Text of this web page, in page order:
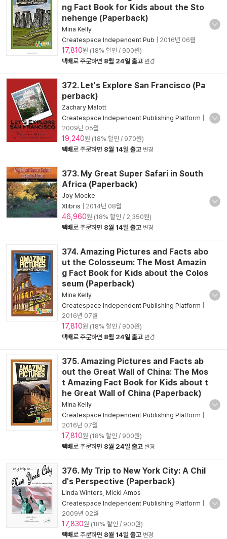
ng Fact Book for Kids about the Sto
nehenge (Paperback)
Mina Kelly
Createspace Independent Pub
2016년 06월
17,810원 (18% 할인 / 900원)
택배로 주문하면 8월 24일 출고 변경
372. Let's Explore San Francisco (Pa
perback)
Zachary Malott
Createspace Independent Publishing Platform
2009년 05월
19,240원 (18% 할인 / 970원)
택배로 주문하면 8월 14일 출고 변경
373. My Great Super Safari in South
Africa (Paperback)
Joy Mocke
Xlibris
2014년 08월
46,960원 (18% 할인 / 2,350원)
택배로 주문하면 8월 14일 출고 변경
374. Amazing Pictures and Facts abo
ut the Colosseum: The Most Amazin
g Fact Book for Kids about the Colos
seum (Paperback)
Mina Kelly
Createspace Independent Publishing Platform
2016년 07월
17,810원 (18% 할인 / 900원)
택배로 주문하면 8월 24일 출고 변경
375. Amazing Pictures and Facts ab
out the Great Wall of China: The Mos
t Amazing Fact Book for Kids about t
he Great Wall of China (Paperback)
Mina Kelly
Createspace Independent Publishing Platform
2016년 07월
17,810원 (18% 할인 / 900원)
택배로 주문하면 8월 24일 출고 변경
376. My Trip to New York City: A Chil
d's Perspective (Paperback)
Linda Winters Micki Amos
Createspace Independent Publishing Platform
2009년 02월
17,830원 (18% 할인 / 900원)
택배로 주문하면 8월 14일 출고 변경